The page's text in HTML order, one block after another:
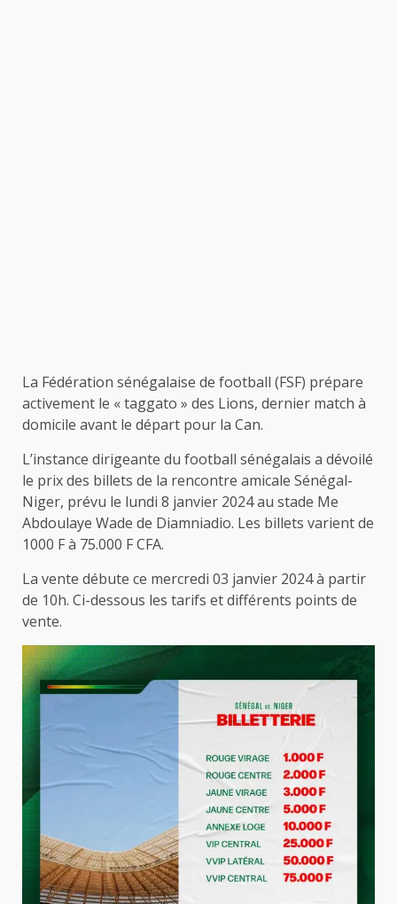
La Fédération sénégalaise de football (FSF) prépare
activement le « taggato » des Lions, dernier match à
domicile avant le départ pour la Can.
L’instance dirigeante du football sénégalais a dévoilé
le prix des billets de la rencontre amicale Sénégal-
Niger, prévu le lundi 8 janvier 2024 au stade Me
Abdoulaye Wade de Diamniadio. Les billets varient de
1000 F à 75.000 F CFA.
La vente débute ce mercredi 03 janvier 2024 à partir
de 10h. Ci-dessous les tarifs et différents points de
vente.